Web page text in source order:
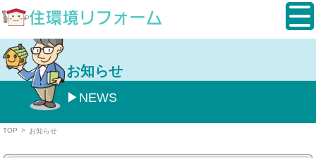
お知らせ
NEWS
TOP > お知らせ